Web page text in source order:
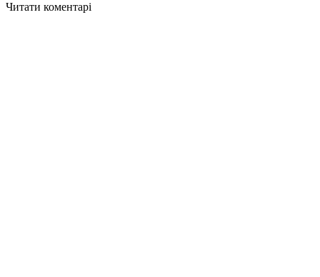
Читати коментарі